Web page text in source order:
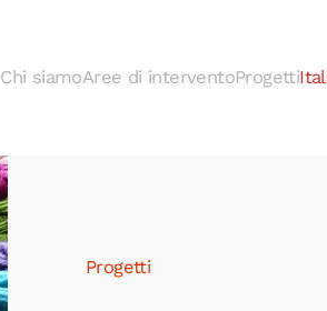
Chi siamoAree di interventoProgetti
Progetti